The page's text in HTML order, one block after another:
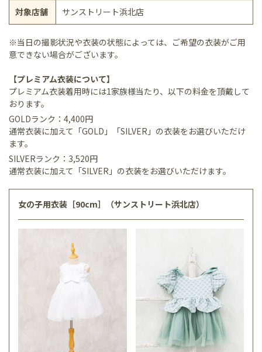
対象店舗 サンストリート浜北店
※当日の撮影状況や衣装の状態によっては、ご希望の衣装がご用
意できない場合がございます。
【プレミアム衣装について】
プレミアム衣装着用時には1家族様当たり、以下の料金を頂戴して
おります。
GOLDランク：4,400円
通常衣装に加えて「GOLD」「SILVER」の衣装をお選びいただけ
ます。
SILVERランク：3,520円
通常衣装に加えて「SILVER」の衣装をお選びいただけます。
女の子用衣装［90cm］（サンストリート浜北店）